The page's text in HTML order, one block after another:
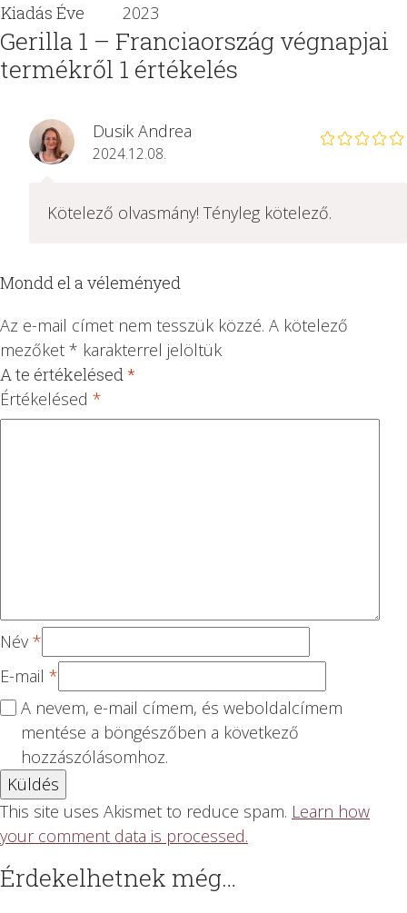
Kiadás Éve
2023
Gerilla 1 – Franciaország végnapjai
termékről 1 értékelés
Dusik Andrea
2024.12.08.
Kötelező olvasmány! Tényleg kötelező.
Mondd el a véleményed
Az e-mail címet nem tesszük közzé. A kötelező
mezőket * karakterrel jelöltük
A te értékelésed *
csllallallalla
Értékelésed *
Név *
E-mail *
A nevem, e-mail címem, és weboldalcímem
mentése a böngészőben a következő
hozzászólásomhoz.
This site uses Akismet to reduce spam. Learn how
your comment data is processed.
Érdekelhetnek még…